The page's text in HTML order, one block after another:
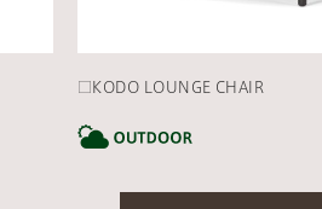
CATEGORY
□KODO LOUNGE CHAIR